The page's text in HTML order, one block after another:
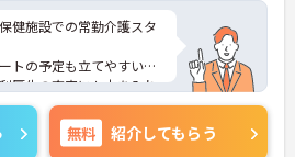
健施設での常勤介護スタ
トの予定も立てやすい環
厚生の充実にも力を入れ
の就業が可能です！
ポイントなど、さらに詳
軽にご相談ください。
無料 紹介してもらう